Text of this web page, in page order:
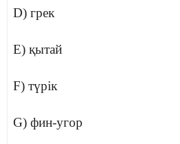
D) грек
E) қытай
F) түрік
G) фин-угор